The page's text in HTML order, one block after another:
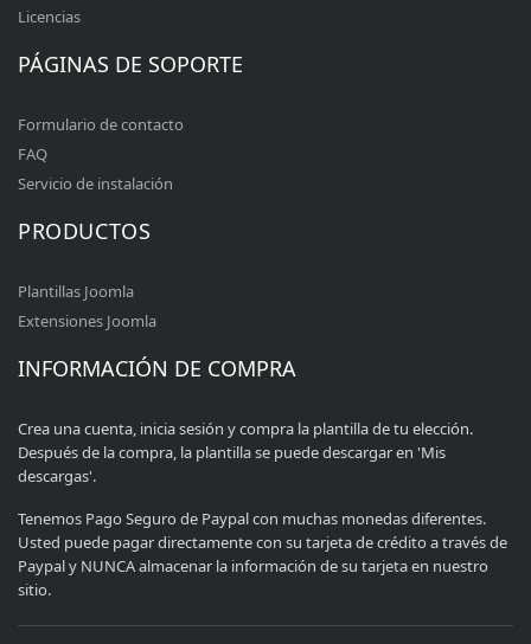
Licencias
PÁGINAS DE SOPORTE
Formulario de contacto
FAQ
Servicio de instalación
PRODUCTOS
Plantillas Joomla
Extensiones Joomla
INFORMACIÓN DE COMPRA
Crea una cuenta, inicia sesión y compra la plantilla de tu elección.
Después de la compra, la plantilla se puede descargar en 'Mis
descargas'.
Tenemos Pago Seguro de Paypal con muchas monedas diferentes.
Usted puede pagar directamente con su tarjeta de crédito a través de
Paypal y NUNCA almacenar la información de su tarjeta en nuestro
sitio.